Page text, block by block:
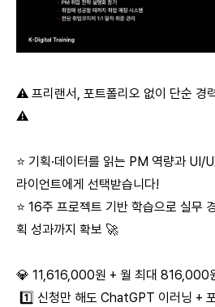
⚠️ 프리랜서, 포트폴리오 없이 단순 경
⚠️
⭐ 기획·데이터를 읽는 PM 역량과 UI/
라이언트에게 선택받습니다!
⭐ 16주 프로젝트 기반 학습으로 실무
획 성과까지 확보 🚀
💎 11,616,000원 + 월 최대 816,000
1️⃣ 신청만 해도 ChatGPT 이러닝 +